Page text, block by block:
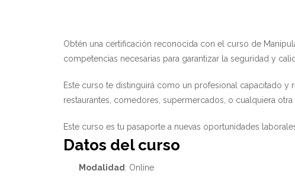
Obtén una certificación reconocida con el curso de
competencias necesarias para garantizar la seguridad y
Este curso te distinguirá como un profesional capacitado y
restaurantes, comedores, supermercados, o cualquiera otra
Este curso es tu pasaporte a nuevas oportunidades
Datos del curso
Modalidad : Online